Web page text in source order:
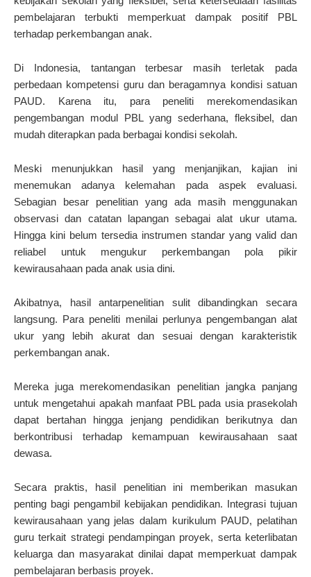
pembelajaran terbukti memperkuat dampak positif PBL
terhadap perkembangan anak.
Di Indonesia, tantangan terbesar masih terletak pada
perbedaan kompetensi guru dan beragamnya kondisi satuan
PAUD. Karena itu, para peneliti merekomendasikan
pengembangan modul PBL yang sederhana, fleksibel, dan
mudah diterapkan pada berbagai kondisi sekolah.
Meski menunjukkan hasil yang menjanjikan, kajian ini
menemukan adanya kelemahan pada aspek evaluasi.
Sebagian besar penelitian yang ada masih menggunakan
observasi dan catatan lapangan sebagai alat ukur utama.
Hingga kini belum tersedia instrumen standar yang valid dan
reliabel untuk mengukur perkembangan pola pikir
kewirausahaan pada anak usia dini.
Akibatnya, hasil antarpenelitian sulit dibandingkan secara
langsung. Para peneliti menilai perlunya pengembangan alat
ukur yang lebih akurat dan sesuai dengan karakteristik
perkembangan anak.
Mereka juga merekomendasikan penelitian jangka panjang
untuk mengetahui apakah manfaat PBL pada usia prasekolah
dapat bertahan hingga jenjang pendidikan berikutnya dan
berkontribusi terhadap kemampuan kewirausahaan saat
dewasa.
Secara praktis, hasil penelitian ini memberikan masukan
penting bagi pengambil kebijakan pendidikan. Integrasi tujuan
kewirausahaan yang jelas dalam kurikulum PAUD, pelatihan
guru terkait strategi pendampingan proyek, serta keterlibatan
keluarga dan masyarakat dinilai dapat memperkuat dampak
pembelajaran berbasis proyek.